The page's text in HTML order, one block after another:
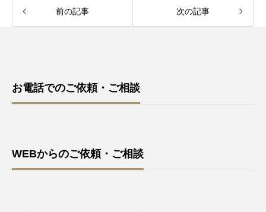
前の記事 次の記事
お電話でのご依頼・ご相談
WEBからのご依頼・ご相談